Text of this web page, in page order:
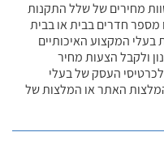
מחירים של שלל התקנות
חדרים בבית או בבית
המקצוע האיכותיים
ולקבל הצעות מחיר
העסק של בעלי
האתר או המלצות של